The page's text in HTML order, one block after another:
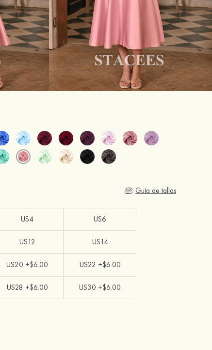
Guía de tallas
US4 US6
US12 US14
US20 +$6.00 US22 +$6.00
US28 +$6.00 US30 +$6.00